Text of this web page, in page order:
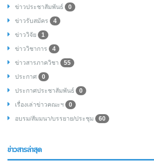
ข่าวประชาสัมพันธ์
0
ข่าวรับสมัคร
4
ข่าววิจัย
1
ข่าววิชาการ
4
ข่าวสารภาควิชา
55
ประกาศ
0
ประกาศประชาสัมพันธ์
0
เรื่องเล่าข่าวคณะฯ
0
อบรม/สัมมนา/บรรยาย/ประชุม
60
ข่าวสารล่าสุด